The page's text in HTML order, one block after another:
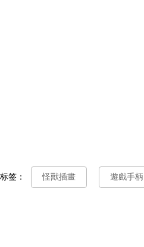
标签： 怪獸插畫 遊戲手柄